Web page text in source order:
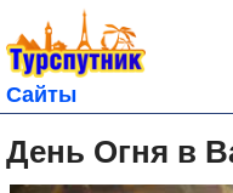
Сайты
День Огня в